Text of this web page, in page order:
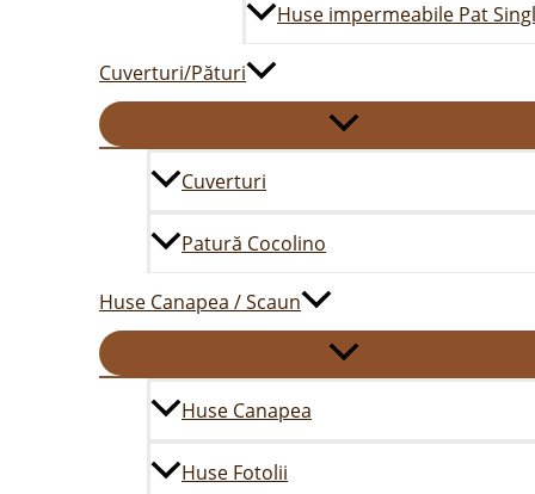
Huse impermeabile Pat
Cuverturi/Pături
Cuverturi
Patură Cocolino
Huse Canapea / Scaun
Huse Canapea
Huse Fotolii